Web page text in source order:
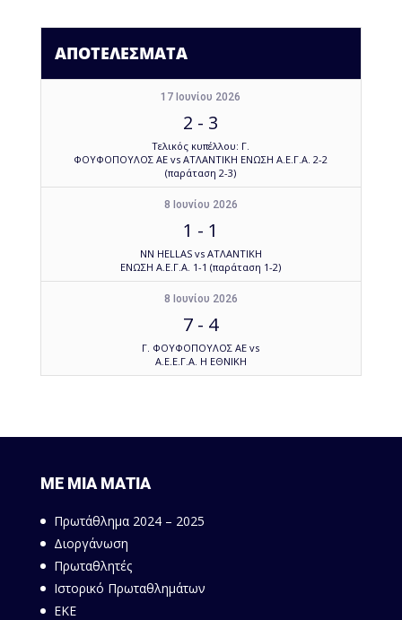
ΑΠΟΤΕΛΕΣΜΑΤΑ
17 Ιουνίου 2026
2 - 3
Τελικός κυπέλλου: Γ.
ΦΟΥΦΟΠΟΥΛΟΣ ΑΕ vs ΑΤΛΑΝΤΙΚΗ ΕΝΩΣΗ Α.Ε.Γ.Α. 2-2
(παράταση 2-3)
8 Ιουνίου 2026
1 - 1
NN HELLAS vs ΑΤΛΑΝΤΙΚΗ
ΕΝΩΣΗ Α.Ε.Γ.Α. 1-1 (παράταση 1-2)
8 Ιουνίου 2026
7 - 4
Γ. ΦΟΥΦΟΠΟΥΛΟΣ ΑΕ vs
Α.Ε.Ε.Γ.Α. Η ΕΘΝΙΚΗ
ΜΕ ΜΙΑ ΜΑΤΙΑ
Πρωτάθλημα 2024 – 2025
Διοργάνωση
Πρωταθλητές
Ιστορικό Πρωταθλημάτων
ΕΚΕ